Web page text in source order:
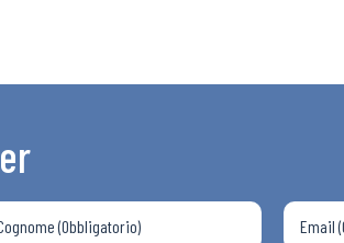
Articoli